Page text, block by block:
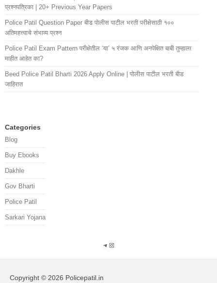
प्रश्नपत्रिका | 20+ Previous Year Papers
Police Patil Question Paper बीड पोलीस पाटील भरती परीक्षेसाठी १००
अतिमहत्त्वाचे संभाव्य प्रश्न
Police Patil Exam Pattern परीक्षेतील ‘या’ ५ रंजक आणि अनपेक्षित बाबी तुम्हाला
माहीत आहेत का?
Beed Police Patil Bharti 2026 Apply Online | पोलीस पाटील भरती बीड
जाहिरात
Categories
Blog
Buy Ebooks
Dakhle
Gov Bharti
Police Patil
Sarkari Yojana
Telegram
Instagram
Copyright © 2026 Policepatil.in